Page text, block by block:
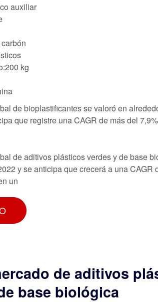
auxiliar
kg
de bioplastificantes se valoró en
que registre una CAGR de más del
de aditivos plásticos verdes y de base
y se anticipa que crecerá a una CAGR
un
de aditivos
base biológica